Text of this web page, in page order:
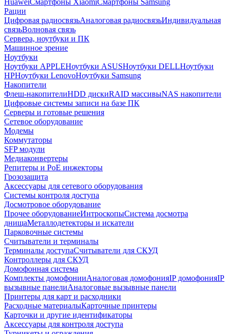
HuaweiСмартфоны XiaomiСмартфоны Samsung
Рации
Цифровая радиосвязьАналоговая радиосвязьИндивидуальная
связьВолновая связь
Сервера, ноутбуки и ПК
Машинное зрение
Ноутбуки
Ноутбуки APPLEНоутбуки ASUSНоутбуки DELLНоутбуки
HPНоутбуки LenovoНоутбуки Samsung
Накопители
Флеш-накопителиHDD дискиRAID массивыNAS накопители
Цифровые системы записи на базе ПК
Серверы и готовые решения
Сетевое оборудование
Модемы
Коммутаторы
SFP модули
Медиаконвертеры
Репитеры и PoE инжекторы
Грозозащита
Аксессуары для сетевого оборудования
Системы контроля доступа
Досмотровое оборудование
Прочее оборудованиеИнтроскопыСистема досмотра
днищаМеталлодетекторы и искатели
Парковочные системы
Считыватели и терминалы
Терминалы доступаСчитыватели для СКУД
Контроллеры для СКУД
Домофонная система
Комплекты домофонииАналоговая домофонияIP домофонияIP
вызывные панелиАналоговые вызывные панели
Принтеры для карт и расходники
Расходные материалыКарточные принтеры
Карточки и другие идентификаторы
Аксессуары для контроля доступа